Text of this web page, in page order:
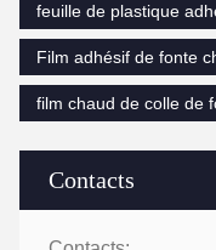
Contacts
feuille de plastique
Film adhésif de fonte
film chaud de colle de